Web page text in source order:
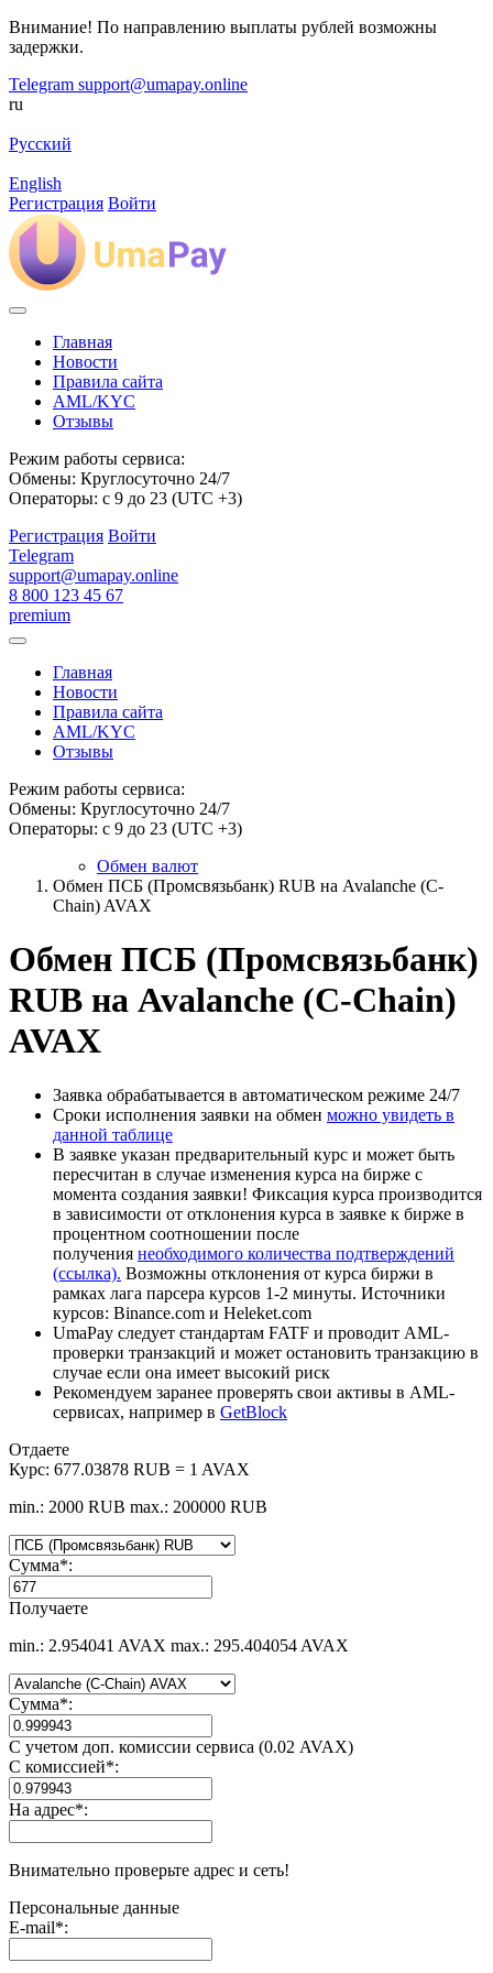
Внимание! По направлению выплаты рублей возможны
задержки.
Telegram support@umapay.online
ru
Русский
English
Регистрация Войти
Главная
Новости
Правила сайта
AML/KYC
Отзывы
Режим работы сервиса:
Обмены: Круглосуточно 24/7
Операторы: с 9 до 23 (UTC +3)
Регистрация Войти
Telegram
support@umapay.online
8 800 123 45 67
premium
Главная
Новости
Правила сайта
AML/KYC
Отзывы
Режим работы сервиса:
Обмены: Круглосуточно 24/7
Операторы: с 9 до 23 (UTC +3)
Обмен валют
Обмен ПСБ (Промсвязьбанк) RUB на Avalanche (C-
Chain) AVAX
Обмен ПСБ (Промсвязьбанк)
RUB на Avalanche (C-Chain)
AVAX
Заявка обрабатывается в автоматическом режиме 24/7
Сроки исполнения заявки на обмен можно увидеть в
данной таблице
В заявке указан предварительный курс и может быть
пересчитан в случае изменения курса на бирже с
момента создания заявки! Фиксация курса производится
в зависимости от отклонения курса в заявке к бирже в
процентном соотношении после
получения необходимого количества подтверждений
(ссылка). Возможны отклонения от курса биржи в
рамках лага парсера курсов 1-2 минуты. Источники
курсов: Binance.com и Heleket.com
UmaPay следует стандартам FATF и проводит AML-
проверки транзакций и может остановить транзакцию в
случае если она имеет высокий риск
Рекомендуем заранее проверять свои активы в AML-
сервисах, например в GetBlock
Отдаете
Курс: 677.03878 RUB = 1 AVAX
min.: 2000 RUB max.: 200000 RUB
Сумма*:
Получаете
min.: 2.954041 AVAX max.: 295.404054 AVAX
Сумма*:
С учетом доп. комиссии сервиса (0.02 AVAX)
С комиссией*:
На адрес*:
Внимательно проверьте адрес и сеть!
Персональные данные
E-mail*: